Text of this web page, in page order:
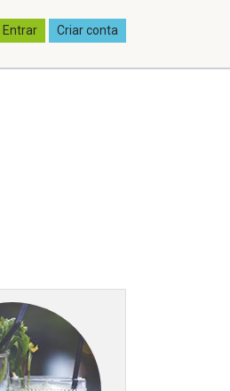
Entrar Criar conta